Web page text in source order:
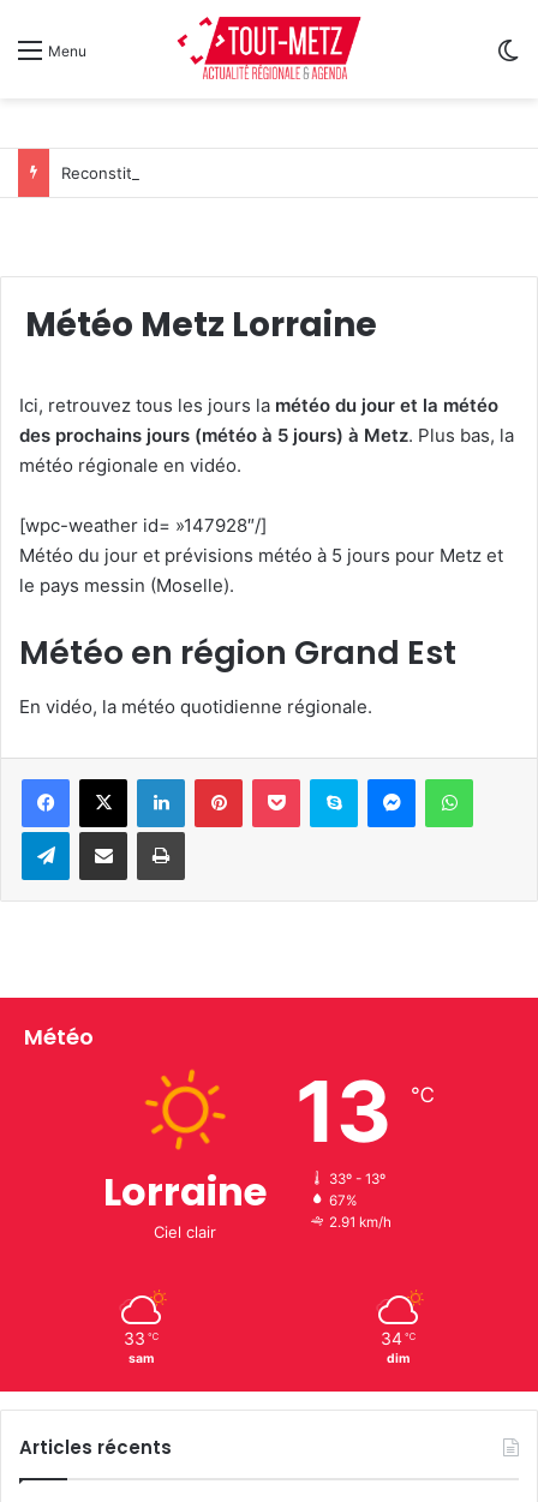
Menu
Météo Metz Lorraine
Ici, retrouvez tous les jours la météo du jour et la météo
des prochains jours (météo à 5 jours) à Metz. Plus bas, la
météo régionale en vidéo.
[wpc-weather id= »147928″/]
Météo du jour et prévisions météo à 5 jours pour Metz et
le pays messin (Moselle).
Météo en région Grand Est
En vidéo, la météo quotidienne régionale.
LinkedinPinterestPocket Skype Messenger
TelegramPartager par e-mail Imprimer
Météo
Lorraine
Ciel clair
13 ℃
33º - 13º
67%
2.91 km/h
33 ℃
sam
34 ℃
dim
Articles récents